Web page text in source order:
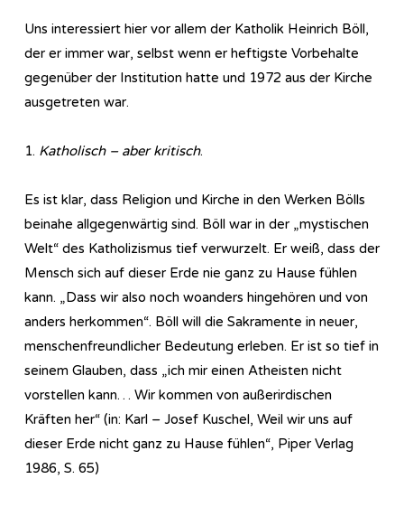
Uns interessiert hier vor allem der Katholik Heinrich Böll,
der er immer war, selbst wenn er heftigste Vorbehalte
gegenüber der Institution hatte und 1972 aus der Kirche
ausgetreten war.
1. Katholisch – aber kritisch.
Es ist klar, dass Religion und Kirche in den Werken Bölls
beinahe allgegenwärtig sind. Böll war in der „mystischen
Welt“ des Katholizismus tief verwurzelt. Er weiß, dass der
Mensch sich auf dieser Erde nie ganz zu Hause fühlen
kann. „Dass wir also noch woanders hingehören und von
anders herkommen“. Böll will die Sakramente in neuer,
menschenfreundlicher Bedeutung erleben. Er ist so tief in
seinem Glauben, dass „ich mir einen Atheisten nicht
vorstellen kann… Wir kommen von außerirdischen
Kräften her“ (in: Karl – Josef Kuschel, Weil wir uns auf
dieser Erde nicht ganz zu Hause fühlen“, Piper Verlag
1986, S. 65)